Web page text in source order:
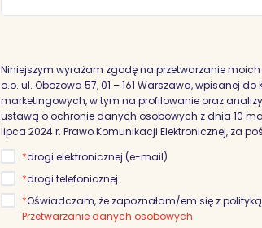
Niniejszym wyrażam zgodę na przetwarzanie
o.o. ul. Obozowa 57, 01 – 161 Warszawa, wpisanej
marketingowych, w tym na profilowanie oraz analizy
ustawą o ochronie danych osobowych z dnia 10
lipca 2024 r. Prawo Komunikacji Elektronicznej, za
*drogi elektronicznej (e-mail)
*drogi telefonicznej
*Oświadczam, że zapoznałam/em się z
Przetwarzanie danych osobowych